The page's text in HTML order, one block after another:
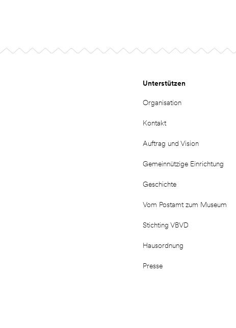
Unterstützen
Organisation
Kontakt
Auftrag und Vision
Gemeinnützige Einrichtung
Geschichte
Vom Postamt zum Museum
Stichting VBVD
Hausordnung
Presse